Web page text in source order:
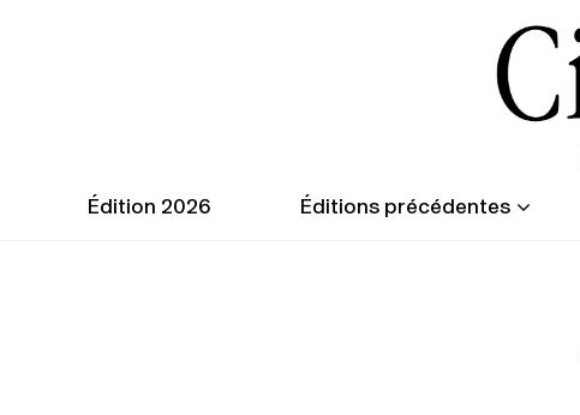
Édition 2026 Éditions précédentes